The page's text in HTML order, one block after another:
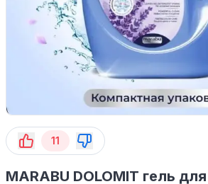
11
MARABU DOLOMIT гель